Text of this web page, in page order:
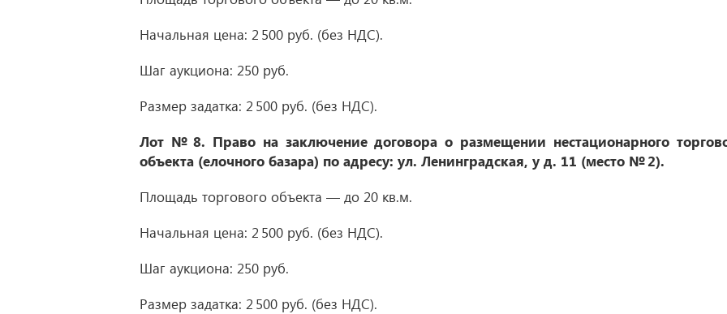
Начальная цена: 2 500 руб. (без НДС).
Шаг аукциона: 250 руб.
Размер задатка: 2 500 руб. (без НДС).
Лот № 8. Право на заключение договора о размещении нестационарного
объекта (елочного базара) по адресу: ул. Ленинградская, у д. 11 (место № 2).
Площадь торгового объекта — до 20 кв.м.
Начальная цена: 2 500 руб. (без НДС).
Шаг аукциона: 250 руб.
Размер задатка: 2 500 руб. (без НДС).